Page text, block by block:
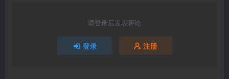
请登录后发表评论
登录 注册